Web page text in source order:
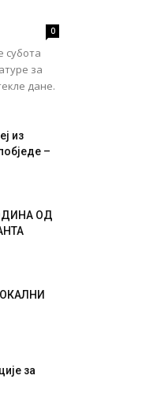
0
субота
за
дане.
из
–
ОД
за